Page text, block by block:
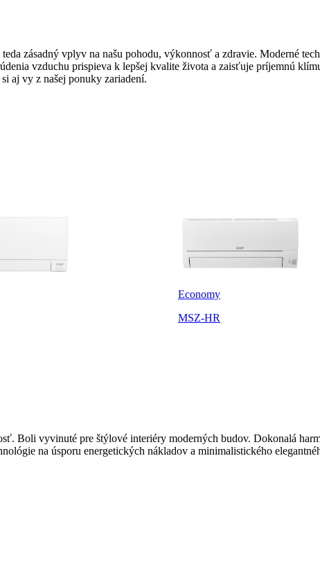
zásadný vplyv na našu pohodu, výkonnosť a zdravie. Moderné
vzduchu prispieva k lepšej kvalite života a zaisťuje príjemnú
aj vy z našej ponuky zariadení.
Economy
MSZ-HR
Boli vyvinuté pre štýlové interiéry moderných budov. Dokonalá
na úsporu energetických nákladov a minimalistického